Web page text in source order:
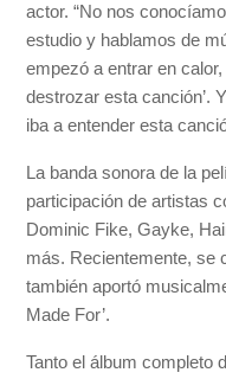
actor. “No nos
estudio y hablamos de
empezó a entrar en
destrozar esta canción’.
iba a entender esta
La banda sonora de la
participación de artistas
Dominic Fike, Gayke,
más. Recientemente, se
también aportó
Made For’.
Tanto el álbum completo